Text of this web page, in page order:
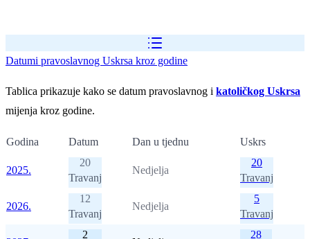
Datumi pravoslavnog Uskrsa kroz godine
Tablica prikazuje kako se datum pravoslavnog i katoličkog Uskrsa
mijenja kroz godine.
Godina Datum Dan u tjednu Uskrs
2025.
20
Travanj
Nedjelja
20
Travanj
2026.
12
Travanj
Nedjelja
5
Travanj
2
28